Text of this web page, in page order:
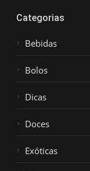
Categorias
Bebidas
Bolos
Dicas
Doces
Exóticas